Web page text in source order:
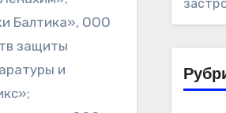
Балтика», ООО
защиты
и